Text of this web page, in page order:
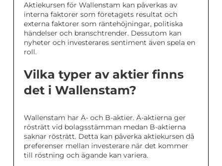
Aktiekursen för Wallenstam kan påverkas av
interna faktorer som företagets resultat och
externa faktorer som räntehöjningar, politiska
händelser och branschtrender. Dessutom kan
nyheter och investerares sentiment även spela en
roll.
Vilka typer av aktier finns
det i Wallenstam?
Wallenstam har A- och B-aktier. A-aktierna ger
rösträtt vid bolagsstämman medan B-aktierna
saknar rösträtt. Detta kan påverka aktiekursen då
preferenser mellan investerare när det kommer
till röstning och ägande kan variera.